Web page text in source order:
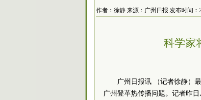
作者：徐静 来源：广州日报 发布时间：
科学家
广州日报讯 （记者徐静）
广州登革热传播问题。记者昨